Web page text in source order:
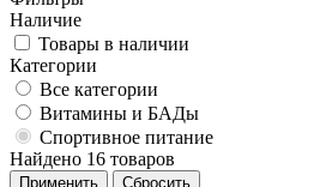
Наличие
Товары в наличии
Категории
Все категории
Витамины и БАДы
Спортивное питание
Найдено 16 товаров